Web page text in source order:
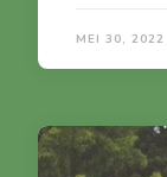
MEI 30, 2022